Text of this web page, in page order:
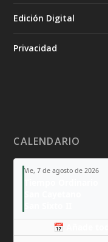
Edición Digital
Privacidad
CALENDARIO
Vie, 7 de agosto de 2026
📅 Añade